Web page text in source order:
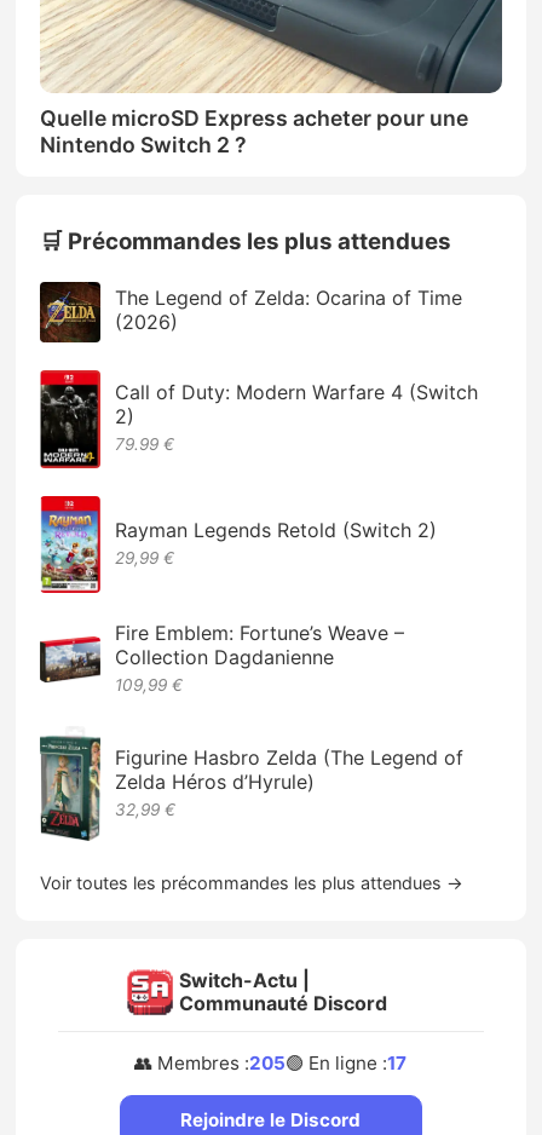
Quelle microSD Express acheter pour une
Nintendo Switch 2 ?
🛒 Précommandes les plus attendues
The Legend of Zelda: Ocarina of Time
(2026)
Call of Duty: Modern Warfare 4 (Switch
2)
79.99 €
Rayman Legends Retold (Switch 2)
29,99 €
Fire Emblem: Fortune’s Weave –
Collection Dagdanienne
109,99 €
Figurine Hasbro Zelda (The Legend of
Zelda Héros d’Hyrule)
32,99 €
Voir toutes les précommandes les plus attendues →
Switch-Actu |
Communauté Discord
👥 Membres :205🟢 En ligne :17
Rejoindre le Discord